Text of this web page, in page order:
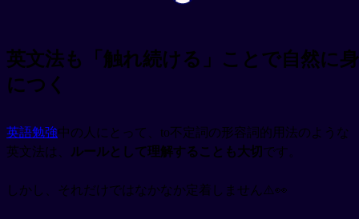
英文法も「触れ続ける」ことで自然に身
につく
英語勉強中の人にとって、to不定詞の形容詞的用法のような
英文法は、
ルールとして理解することも大切 です。
しかし、それだけではなかなか定着しません⚠️👀